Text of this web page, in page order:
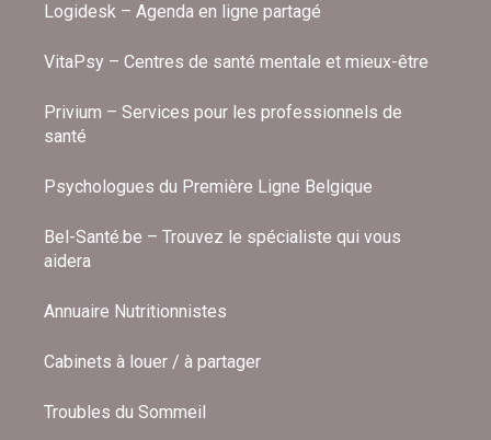
Logidesk – Agenda en ligne partagé
VitaPsy – Centres de santé mentale et mieux-être
Privium – Services pour les professionnels de
santé
Psychologues du Première Ligne Belgique
Bel-Santé.be – Trouvez le spécialiste qui vous
aidera
Annuaire Nutritionnistes
Cabinets à louer / à partager
Troubles du Sommeil